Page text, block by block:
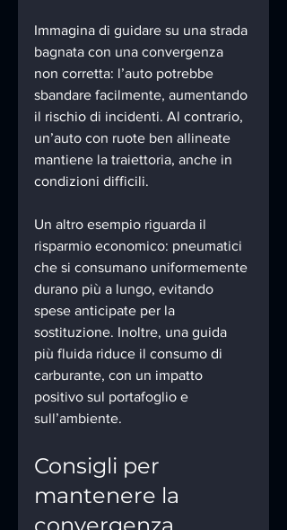
Immagina di guidare su una strada
bagnata con una convergenza
non corretta: l’auto potrebbe
sbandare facilmente, aumentando
il rischio di incidenti. Al contrario,
un’auto con ruote ben allineate
mantiene la traiettoria, anche in
condizioni difficili.
Un altro esempio riguarda il
risparmio economico: pneumatici
che si consumano uniformemente
durano più a lungo, evitando
spese anticipate per la
sostituzione. Inoltre, una guida
più fluida riduce il consumo di
carburante, con un impatto
positivo sul portafoglio e
sull’ambiente.
Consigli per
mantenere la